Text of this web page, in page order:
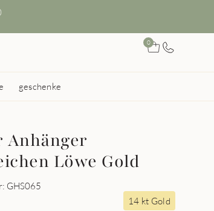
0
geschenke
Anhänger
Löwe Gold
GHS065
14 kt Gold